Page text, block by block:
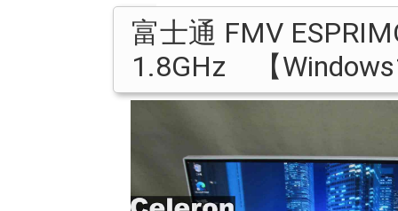
リカバリ済み
ジャンクPC
Apple リカバリ済み
ジャンクPC
液晶一体型
Apple
富士通 FMV
1.8GHz 【